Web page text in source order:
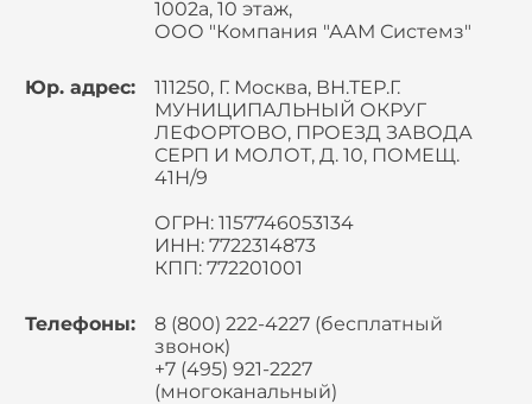
1002а, 10 этаж,
ООО "Компания "ААМ Системз"
Юр. адрес:
111250, Г. Москва, ВН.ТЕР.Г.
МУНИЦИПАЛЬНЫЙ ОКРУГ
ЛЕФОРТОВО, ПРОЕЗД ЗАВОДА
СЕРП И МОЛОТ, Д. 10, ПОМЕЩ.
41Н/9
ОГРН: 1157746053134
ИНН: 7722314873
КПП: 772201001
Телефоны:
8 (800) 222-4227 (бесплатный
звонок)
+7 (495) 921-2227
(многоканальный)